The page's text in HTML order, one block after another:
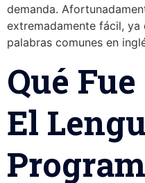
demanda.
extremadamente fácil, ya
palabras comunes en
Qué
El